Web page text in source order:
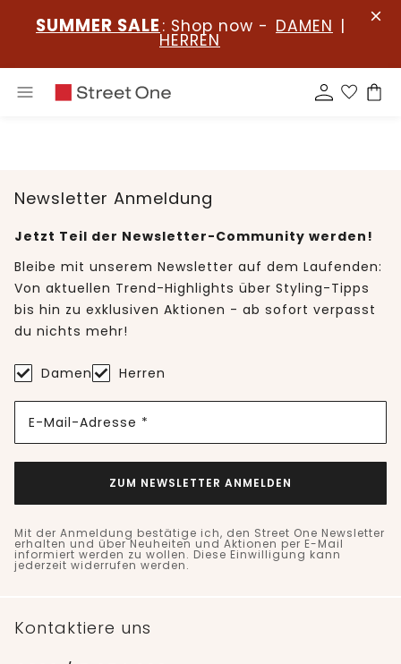
SUMMER SALE : Shop now - DAMEN |
HERREN
Newsletter Anmeldung
Jetzt Teil der Newsletter-Community werden!
Bleibe mit unserem Newsletter auf dem Laufenden:
Von aktuellen Trend-Highlights über Styling-Tipps
bis hin zu exklusiven Aktionen - ab sofort verpasst
du nichts mehr!
Damen Herren
E-Mail-Adresse *
ZUM NEWSLETTER ANMELDEN
Mit der Anmeldung bestätige ich, den Street One Newsletter
erhalten und über Neuheiten und Aktionen per E-Mail
informiert werden zu wollen. Diese Einwilligung kann
jederzeit widerrufen werden.
Kontaktiere uns